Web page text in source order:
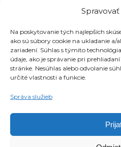
Spravovať
Na poskytovanie tých najlepších
ako sú súbory cookie na ukladanie
zariadení. Súhlas s týmito
údaje, ako je správanie pri
stránke. Nesúhlas alebo odvolanie
určité vlastnosti a funkcie.
Správa služieb